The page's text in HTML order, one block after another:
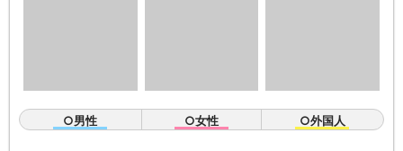
○男性 ○女性 ○外国人